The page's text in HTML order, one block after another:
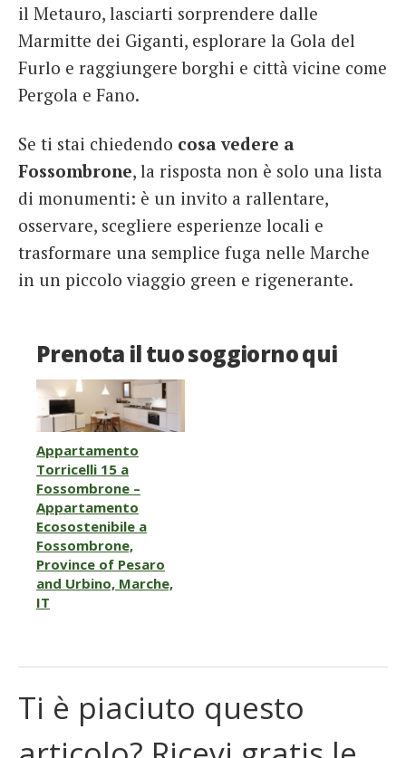
il Metauro, lasciarti sorprendere dalle
Marmitte dei Giganti, esplorare la Gola del
Furlo e raggiungere borghi e città vicine come
Pergola e Fano.
Se ti stai chiedendo cosa vedere a
Fossombrone, la risposta non è solo una lista
di monumenti: è un invito a rallentare,
osservare, scegliere esperienze locali e
trasformare una semplice fuga nelle Marche
in un piccolo viaggio green e rigenerante.
Prenota il tuo soggiorno qui
Appartamento
Torricelli 15 a
Fossombrone –
Appartamento
Ecosostenibile a
Fossombrone,
Province of Pesaro
and Urbino, Marche,
IT
Ti è piaciuto questo